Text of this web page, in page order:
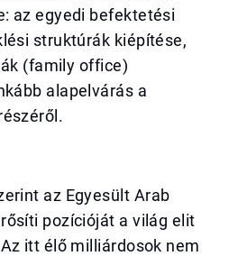
az egyedi befektetési
struktúrák kiépítése,
(family office)
alapelvárás a
az Egyesült Arab
pozícióját a világ elit
itt élő milliárdosok nem